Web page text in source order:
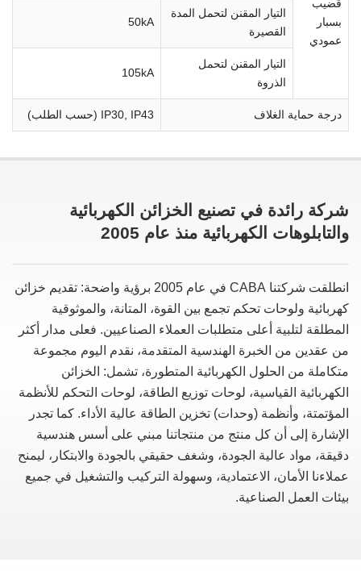
قضيب
بسبار
عمودي
التيار المقنن لتحمل المدة
القصيرة
50kA
التيار المقنن لتحمل
الذروة
105kA
درجة حماية الغلاف IP30, IP43 (حسب الطلب)
شركة رائدة في تصنيع الخزائن الكهربائية
والتابلوهات الكهربائية منذ عام 2005
انطلقت شركتنا CABA في عام 2005 برؤية واضحة: تقديم خزائن
كهربائية ولوحات تحكم تجمع بين القوة، المتانة، والموثوقية
المطلقة لتلبية أعلى متطلبات العملاء الصناعيين. فعلى مدار أكثر
من عقدين من الخبرة الهندسية المتقدمة، نقدم اليوم مجموعة
متكاملة من الحلول الكهربائية المتطورة، تشمل: الخزائن
الكهربائية القياسية، لوحات توزيع الطاقة، لوحات التحكم للأنظمة
المؤتمتة، وأنظمة (وحدات) تخزين الطاقة عالية الأداء. كما تجدر
الإشارة إلى أن كل منتج من منتجاتنا مبني على أسس هندسية
دقيقة، مواد عالية الجودة، وشغف حقيقي بالجودة والابتكار، ليمنح
عملاءنا الأمان، الاعتمادية، وسهولة التركيب والتشغيل في جميع
بيئات العمل الصناعية.